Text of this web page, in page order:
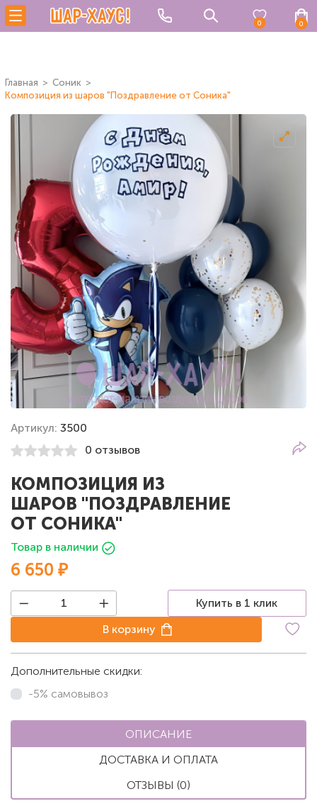
0 0
Главная
Соник
Композиция из шаров "Поздравление от Соника"
Артикул: 3500
0 отзывов
КОМПОЗИЦИЯ ИЗ
ШАРОВ "ПОЗДРАВЛЕНИЕ
ОТ СОНИКА"
Товар в наличии
6 650 ₽
Купить в 1 клик
В корзину
Дополнительные скидки:
-5% самовывоз
ОПИСАНИЕ
ДОСТАВКА И ОПЛАТА
ОТЗЫВЫ (0)